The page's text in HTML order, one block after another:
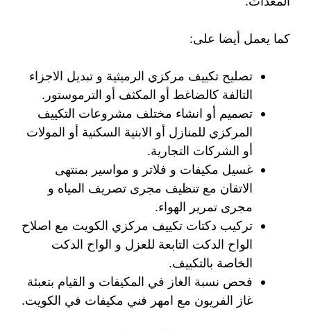
كما يعمل أيضا على:
تصليح تكييف مركزي الرميثية و تبديل الاجزاء
التالفة كالضاغط أو المكثف أو الترموستور.
تصميم أو انشاء مختلف مشروعات التكييف
المركزي للمنازل أو الابنية السكنية أو المولات
أو الشركات التجارية.
غسيل مكيفات و فلاتر و مواسير بمنتهى
الاتقان مع تنظيف مجرى تصريف المياه و
مجرى تمرير الهواء.
تركيب دكتات تكييف مركزي الكويت مع اصلاح
الواح الدكت التابعة للعزل و الواح الدكت
الخاصة بالتكييف.
فحص نسبة الغاز في المكيفات و القيام بتعبئة
غاز الفريون مع امهر فني مكيفات في الكويت.